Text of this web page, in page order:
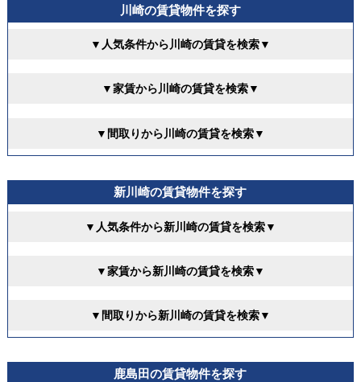
川崎の賃貸物件を探す
▼人気条件から川崎の賃貸を検索▼
▼家賃から川崎の賃貸を検索▼
▼間取りから川崎の賃貸を検索▼
新川崎の賃貸物件を探す
▼人気条件から新川崎の賃貸を検索▼
▼家賃から新川崎の賃貸を検索▼
▼間取りから新川崎の賃貸を検索▼
鹿島田の賃貸物件を探す